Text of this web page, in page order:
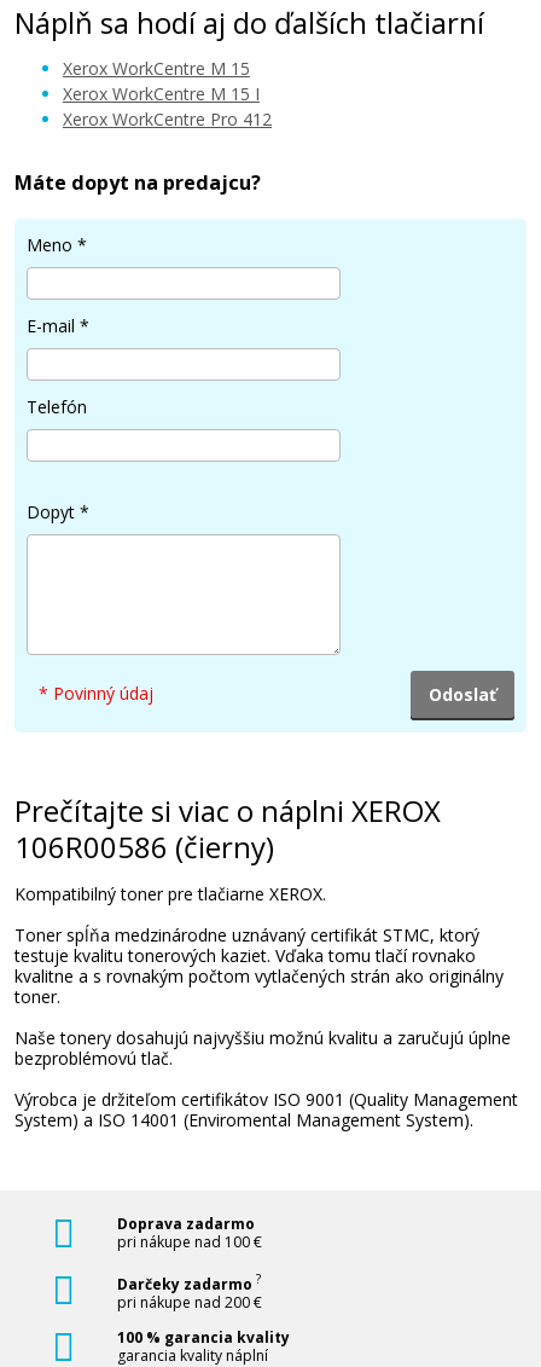
Náplň sa hodí aj do ďalších tlačiarní
Xerox WorkCentre M 15
Xerox WorkCentre M 15 I
Xerox WorkCentre Pro 412
Máte dopyt na predajcu?
Meno *
E-mail *
Telefón
Dopyt *
* Povinný údaj
Prečítajte si viac o náplni XEROX
106R00586 (čierny)
Kompatibilný toner pre tlačiarne XEROX.
Toner spĺňa medzinárodne uznávaný certifikát STMC, ktorý
testuje kvalitu tonerových kaziet. Vďaka tomu tlačí rovnako
kvalitne a s rovnakým počtom vytlačených strán ako originálny
toner.
Naše tonery dosahujú najvyššiu možnú kvalitu a zaručujú úplne
bezproblémovú tlač.
Výrobca je držiteľom certifikátov ISO 9001 (Quality Management
System) a ISO 14001 (Enviromental Management System).
Doprava zadarmo
pri nákupe nad 100 €
Darčeky zadarmo ?
pri nákupe nad 200 €
100 % garancia kvality
garancia kvality náplní